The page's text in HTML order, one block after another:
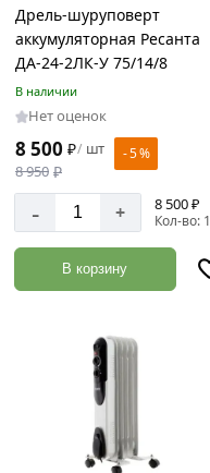
Дрель-шуруповерт
аккумуляторная Ресанта
ДА-24-2ЛК-У 75/14/8
В наличии
Нет оценок
8 500 ₽/ шт
8 950 ₽
- 5 %
- + 8 500 ₽
Кол-во: 1
В корзину